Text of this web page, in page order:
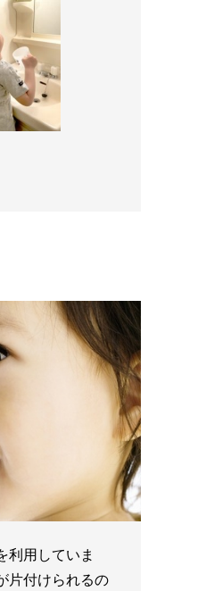
利用していま
片付けられるの